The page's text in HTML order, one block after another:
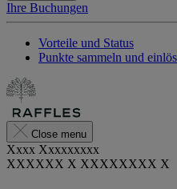
Ihre Buchungen
Vorteile und Status
Punkte sammeln und
Close menu
Xxxx Xxxxxxxxx
XXXXXX X XXXXXXXX X